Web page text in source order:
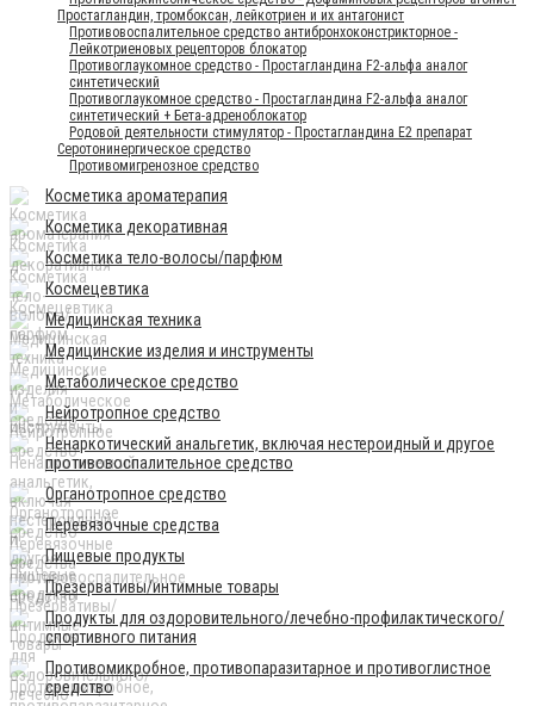
Простагландин, тромбоксан, лейкотриен и их антагонист
Противовоспалительное средство антибронхоконстрикторное -
Лейкотриеновых рецепторов блокатор
Противоглаукомное средство - Простагландина F2-альфа аналог
синтетический
Противоглаукомное средство - Простагландина F2-альфа аналог
синтетический + Бета-адреноблокатор
Родовой деятельности стимулятор - Простагландина Е2 препарат
Серотонинергическое средство
Противомигренозное средство
Косметика ароматерапия
Косметика декоративная
Косметика тело-волосы/парфюм
Космецевтика
Медицинская техника
Медицинские изделия и инструменты
Метаболическое средство
Нейротропное средство
Ненаркотический анальгетик, включая нестероидный и другое
противовоспалительное средство
Органотропное средство
Перевязочные средства
Пищевые продукты
Презервативы/интимные товары
Продукты для оздоровительного/лечебно-профилактического/
спортивного питания
Противомикробное, противопаразитарное и противоглистное
средство